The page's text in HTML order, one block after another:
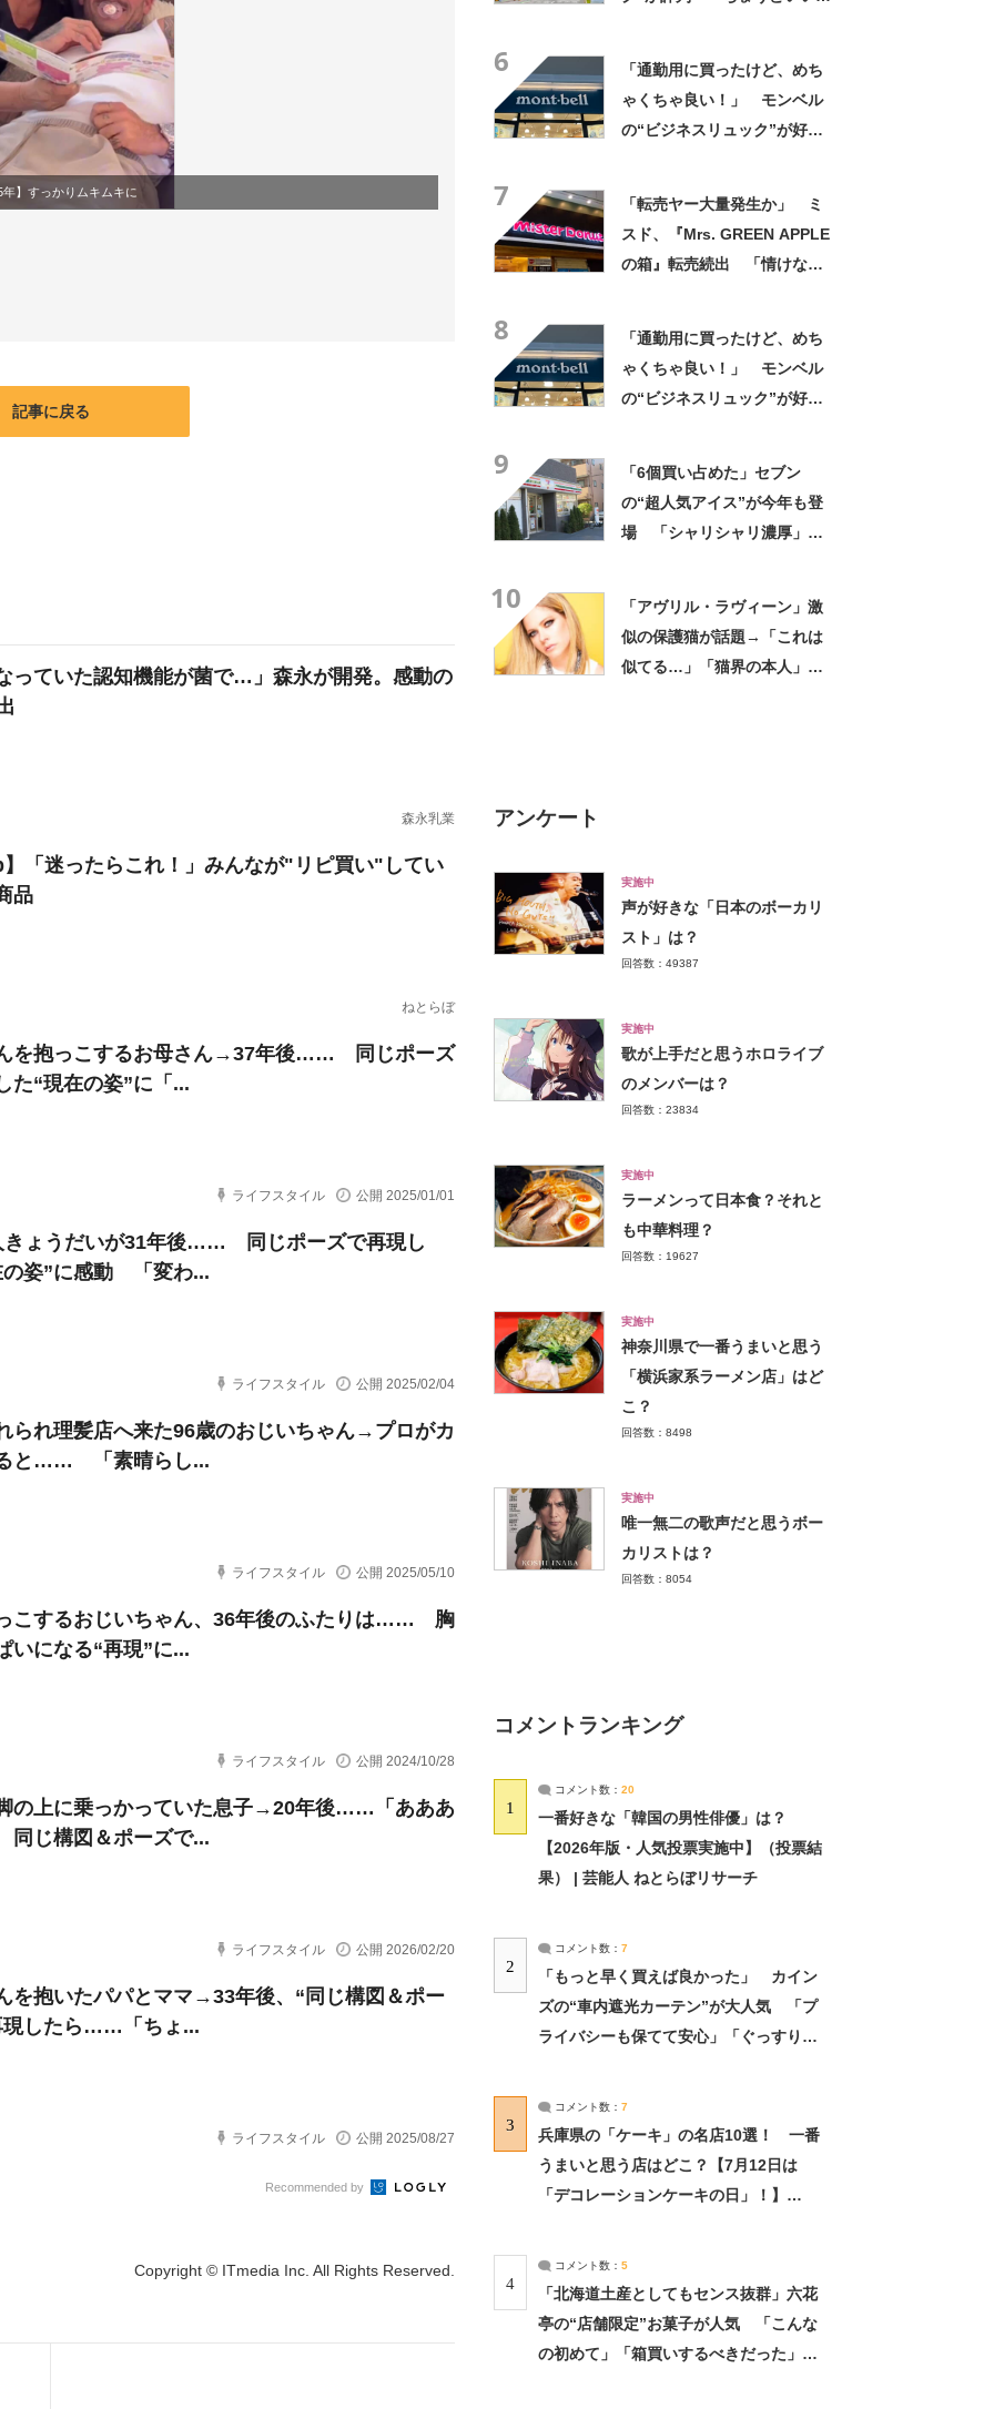
年】すっかりムキムキに
記事に戻る
っていた認知機能が菌で…」森永が開発。感動の
森永乳業
「迷ったらこれ！」みんなが"リピ買い"してい
品
ねとらぼ
を抱っこするお母さん→37年後…… 同じポーズ
た“現在の姿”に「...
ライフスタイル 公開 2025/01/01
きょうだいが31年後…… 同じポーズで再現し
の姿”に感動 「変わ...
ライフスタイル 公開 2025/02/04
られ理髪店へ来た96歳のおじいちゃん→プロがカ
と…… 「素晴らし...
ライフスタイル 公開 2025/05/10
こするおじいちゃん、36年後のふたりは…… 胸
いになる“再現”に...
ライフスタイル 公開 2024/10/28
の上に乗っかっていた息子→20年後……「あああ
じ構図＆ポーズで...
ライフスタイル 公開 2026/02/20
を抱いたパパとママ→33年後、“同じ構図＆ポー
現したら……「ちょ...
ライフスタイル 公開 2025/08/27
Recommended by
Copyright © ITmedia Inc. All Rights Reserved.
6
「通勤用に買ったけど、めち
ゃくちゃ良い！」 モンベル
の“ビジネスリュック”が好
7
「転売ヤー大量発生か」 ミ
スド、『Mrs. GREEN APPLE
の箱』転売続出 「情けない
8
「通勤用に買ったけど、めち
ゃくちゃ良い！」 モンベル
の“ビジネスリュック”が好
9
「6個買い占めた」セブン
の“超人気アイス”が今年も登
場 「シャリシャリ濃厚」
10
「アヴリル・ラヴィーン」激
似の保護猫が話題→「これは
似てる…」「猫界の本人」
アンケート
実施中
声が好きな「日本のボーカリ
スト」は？
回答数：49387
実施中
歌が上手だと思うホロライブ
のメンバーは？
回答数：23834
実施中
ラーメンって日本食？それと
も中華料理？
回答数：19627
実施中
神奈川県で一番うまいと思う
「横浜家系ラーメン店」はど
こ？
回答数：8498
実施中
唯一無二の歌声だと思うボー
カリストは？
回答数：8054
コメントランキング
1
コメント数： 20
一番好きな「韓国の男性俳優」は？
【2026年版・人気投票実施中】（投票結
果） | 芸能人 ねとらぼリサーチ
2
コメント数： 7
「もっと早く買えば良かった」 カイン
ズの“車内遮光カーテン”が大人気 「プ
ライバシーも保てて安心」「ぐっすり眠
3
コメント数： 7
兵庫県の「ケーキ」の名店10選！ 一番
うまいと思う店はどこ？【7月12日は
「デコレーションケーキの日」！】
4
コメント数： 5
「北海道土産としてもセンス抜群」六花
亭の“店舗限定”お菓子が人気 「こんな
の初めて」「箱買いするべきだった」